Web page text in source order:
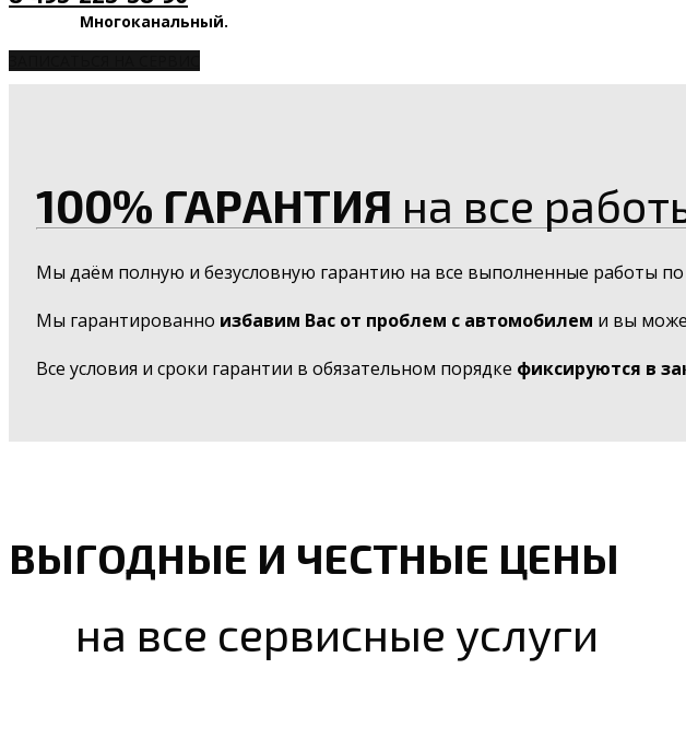
Многоканальный.
100% ГАРАНТИЯ на все
Мы даём полную и безусловную гарантию на все выполненные работы
Мы гарантированно избавим Вас от проблем с автомобилем и вы
Все условия и сроки гарантии в обязательном порядке фиксируются в
ВЫГОДНЫЕ И ЧЕСТНЫЕ ЦЕНЫ
на все сервисные услуги